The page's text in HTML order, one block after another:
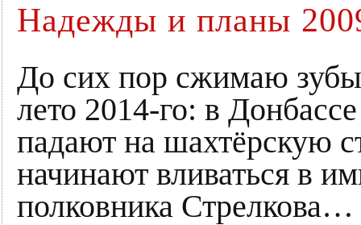
Надежды и планы
До сих пор сжимаю
лето 2014-го: в
падают на шахтёрскую
начинают вливаться в
полковника Стрелкова…